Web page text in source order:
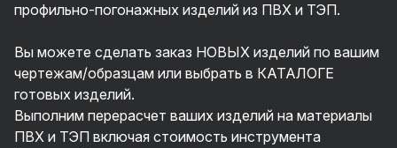
профильно-погонажных изделий из ПВХ и ТЭП.
Вы можете сделать заказ НОВЫХ изделий по вашим
чертежам/образцам или выбрать в КАТАЛОГЕ
готовых изделий.
Выполним перерасчет ваших изделий на материалы
ПВХ и ТЭП включая стоимость инструмента